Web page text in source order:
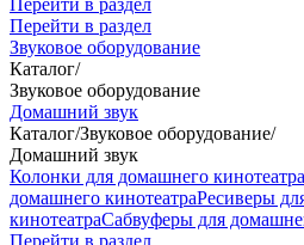
Перейти в раздел
Перейти в раздел
Звуковое оборудование
Каталог/
Звуковое оборудование
Домашний звук
Каталог/Звуковое оборудование/
Домашний звук
Колонки для домашнего кинотеатра
домашнего кинотеатраРесиверы
кинотеатраСабвуферы для
Перейти в раздел